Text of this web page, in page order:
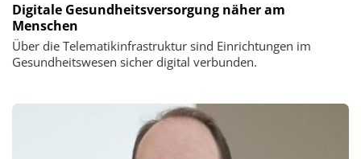
Digitale Gesundheitsversorgung näher am
Menschen
Über die Telematikinfrastruktur sind Einrichtungen im
Gesundheitswesen sicher digital verbunden.